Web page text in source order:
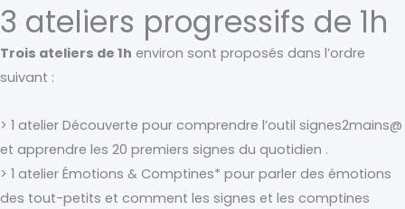
3 ateliers progressifs de 1h
Trois ateliers de 1h environ sont proposés dans l’ordre
suivant :
> 1 atelier Découverte pour comprendre l’outil signes2mains@
et apprendre les 20 premiers signes du quotidien .
> 1 atelier Émotions & Comptines* pour parler des émotions
des tout-petits et comment les signes et les comptines